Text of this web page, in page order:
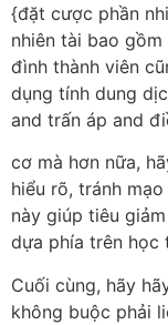
{đặt cược phần
nhiên tài bao
đình thành viên
dụng tính dung
and trấn áp and
cơ mà hơn nữa,
hiểu rõ, tránh
này giúp tiêu
dựa phía trên học
Cuối cùng, hãy
không buộc phải